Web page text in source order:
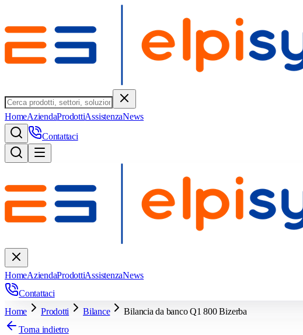
HomeAziendaProdottiAssistenzaNews
Contattaci
HomeAziendaProdottiAssistenzaNews
Contattaci
Home
Prodotti Bilance
Bilancia da banco Q1 800 Bizerba
Torna indietro